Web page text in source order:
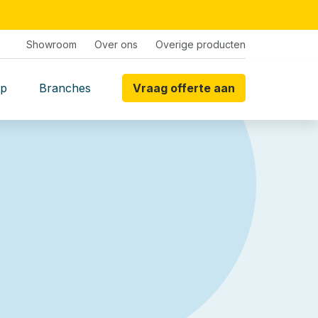
Showroom Over ons Overige producten
Branches Vraag offerte aan